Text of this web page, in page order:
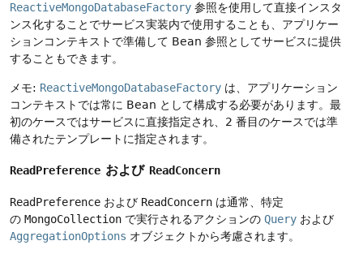
ReactiveMongoDatabaseFactory 参照を使用して直接インスタ
ンス化することでサービス実装内で使用することも、アプリケー
ションコンテキストで準備して Bean 参照としてサービスに提供
することもできます。
メモ: ReactiveMongoDatabaseFactory は、アプリケーション
コンテキストでは常に Bean として構成する必要があります。最
初のケースではサービスに直接指定され、2 番目のケースでは準
備されたテンプレートに指定されます。
ReadPreference および ReadConcern
ReadPreference および ReadConcern は通常、特定
の MongoCollection で実行されるアクションの Query および
AggregationOptions オブジェクトから考慮されます。